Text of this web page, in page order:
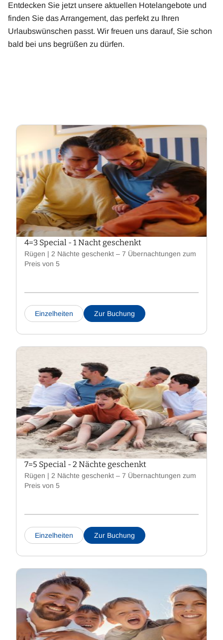
Entdecken Sie jetzt unsere aktuellen Hotelangebote und
finden Sie das Arrangement, das perfekt zu Ihren
Urlaubswünschen passt. Wir freuen uns darauf, Sie schon
bald bei uns begrüßen zu dürfen.
4=3 Special - 1 Nacht geschenkt
Rügen | 2 Nächte geschenkt – 7 Übernachtungen zum
Preis von 5
Einzelheiten Zur Buchung
7=5 Special - 2 Nächte geschenkt
Rügen | 2 Nächte geschenkt – 7 Übernachtungen zum
Preis von 5
Einzelheiten Zur Buchung